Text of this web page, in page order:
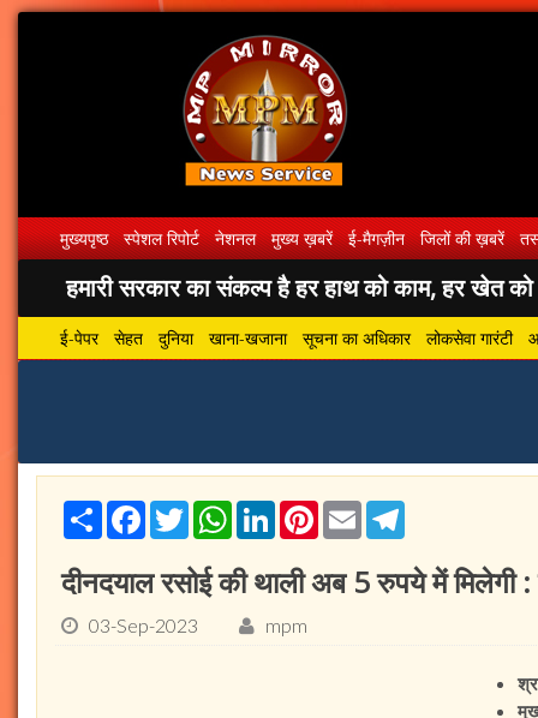
मुख्यपृष्ठ स्पेशल रिपोर्ट नेशनल मुख्य ख़बरें ई-मैगज़ीन जिलों की ख़बरें
हमारी सरकार का संकल्प है हर हाथ को काम, हर खेत को
ई-पेपर सेहत दुनिया खाना-खजाना सूचना का अधिकार लोकसेवा गारंटी
ShareFacebook
TwitterWhatsApp
LinkedInPinterest
Email
दीनदयाल रसोई की थाली अब 5 रुपये में मिलेगी
03-Sep-2023 mpm